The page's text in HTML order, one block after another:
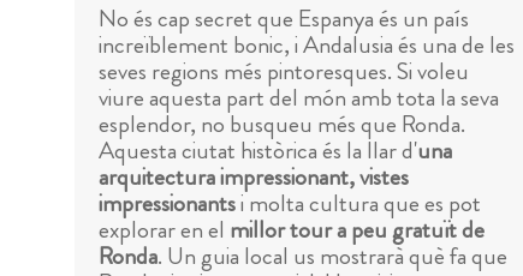
No és cap secret que Espanya és un país
increïblement bonic, i Andalusia és una de les
seves regions més pintoresques. Si voleu
viure aquesta part del món amb tota la seva
esplendor, no busqueu més que Ronda.
Aquesta ciutat històrica és la llar d'una
arquitectura impressionant, vistes
impressionantsi molta cultura que es pot
explorar en el millor tour a peu gratuït de
Ronda. Un guia local us mostrarà què fa que